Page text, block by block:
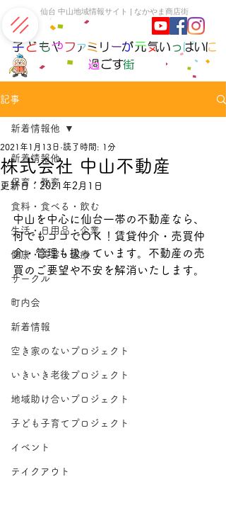
​仙台 中山地域情報サイト | なかやま商店街
記事
新着情報他
保育・教育
食料・食べる・飲む
生活・日用品・企業
健康・美容・医療
サークル
町内会
新着情報
空き家のないプロジェクト
いきいき老後プロジェクト
地域助け合いプロジェクト
子ども子育てプロジェクト
イベント
テイクアウト
新着情報他
株式会社 中山不動産
2021年1月13日 読了時間: 1分
更新日： 2021年2月1日
中山を中心に仙台一帯の不動産なら、
何でもココでＯＫ！賃貸仲介・売買仲
介・管理も扱っています。不動産の売
買のご要望や不安を解消いたします。